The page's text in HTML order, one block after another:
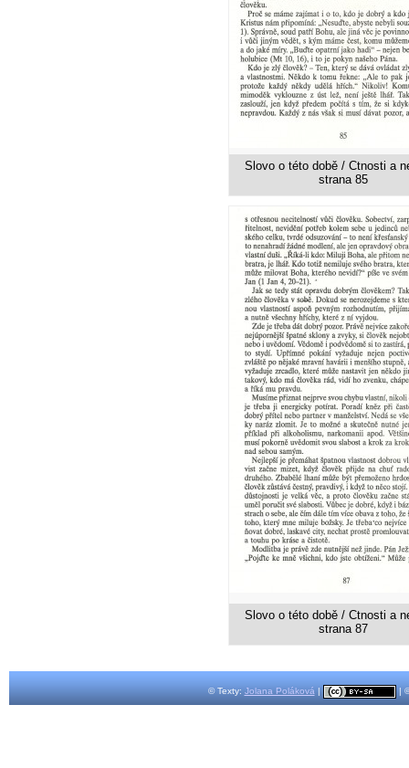
Slovo o této době / Ctnosti a
strana 85
Slovo o této době / Ctnosti a
strana 87
© Texty: Jolana Poláková | |